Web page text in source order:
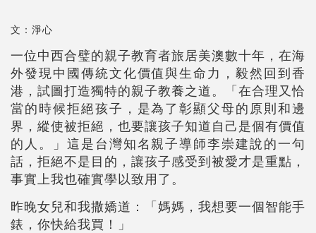
文：淨心
一位中西合璧的親子教育者旅居美澳數十年，在海
外發現中國傳統文化價值與生命力，毅然回到香
港，試圖打造獨特的親子教養之道。「在合理又恰
當的時候拒絕孩子，是為了彰顯父母的原則和邊
界，縱使被拒絕，也要讓孩子知道自己是個有價值
的人。」這是台灣知名親子導師李崇建說的一句
話，拒絕不是目的，讓孩子感受到被愛才是重點，
事實上我也確實學以致用了。
昨晚女兒和我撒嬌道：「媽媽，我想要一個智能手
錶，你快給我買！」